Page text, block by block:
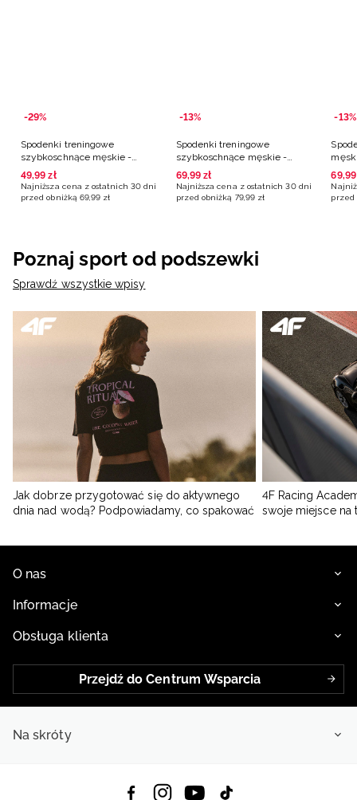
-29%
Spodenki treningowe
szybkoschnące męskie -
niebieskie
49,99 zł
Najniższa cena z ostatnich 30 dni
przed obniżką 69,99 zł
-13%
Spodenki treningowe
szybkoschnące męskie -
granatowe
69,99 zł
Najniższa cena z ostatnich 30 dni
przed obniżką 79,99 zł
-13%
69,99
przed
Poznaj sport od podszewki
Sprawdź wszystkie wpisy
Jak dobrze przygotować się do aktywnego
dnia nad wodą? Podpowiadamy, co spakować
4F Racing
swoje miejsce na
O nas
Informacje
Obsługa klienta
Przejdź do Centrum Wsparcia
Na skróty